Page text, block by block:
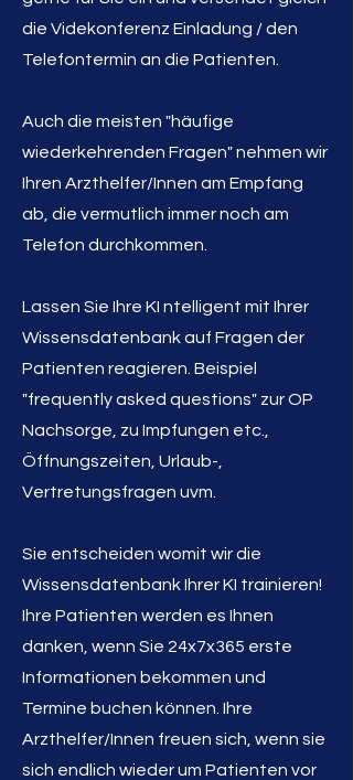
die Videkonferenz Einladung / den
Telefontermin an die Patienten.
Auch die meisten "häufige
wiederkehrenden Fragen" nehmen wir
Ihren Arzthelfer/Innen am Empfang
ab, die vermutlich immer noch am
Telefon durchkommen.
Lassen Sie Ihre KI ntelligent mit Ihrer
Wissensdatenbank auf Fragen der
Patienten reagieren. Beispiel
"frequently asked questions" zur OP
Nachsorge, zu Impfungen etc.,
Öffnungszeiten, Urlaub-,
Vertretungsfragen uvm.
Sie entscheiden womit wir die
Wissensdatenbank Ihrer KI trainieren!
Ihre Patienten werden es Ihnen
danken, wenn Sie 24x7x365 erste
Informationen bekommen und
Termine buchen können. Ihre
Arzthelfer/Innen freuen sich, wenn sie
sich endlich wieder um Patienten vor